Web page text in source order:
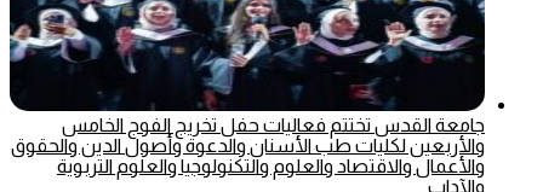
جامعة القدس تختتم فعاليات حفل تخريج الفوج الخامس
والأربعين لكليات طب الأسنان والدعوة وأصول الدين والحقوق
والأعمال والاقتصاد والعلوم والتكنولوجيا والعلوم التربوية
والآداب